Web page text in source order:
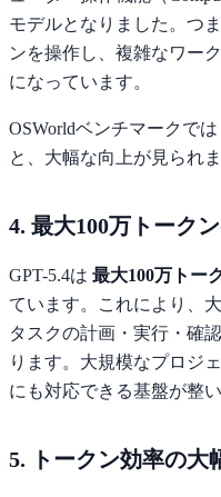
モデルとなりました。つ
ンを操作し、複雑なワー
になっています。
OSWorldベンチマークでは
と、大幅な向上が見られま
4. 最大100万トーク
GPT-5.4は 最大100万トー
ています。これにより、
タスクの計画・実行・確
ります。大規模なプロジ
にも対応できる基盤が整い
5. トークン効率の大